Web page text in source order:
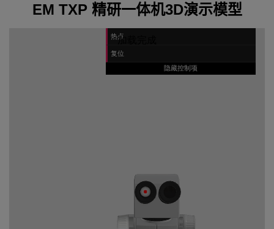
EM TXP 精研一体机3D演示模型